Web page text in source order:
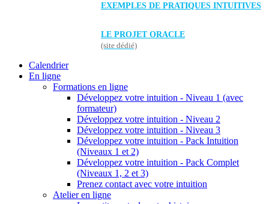
EXEMPLES DE PRATIQUES INTUITIVES
LE PROJET ORACLE
(site dédié)
Calendrier
En ligne
Formations en ligne
Développez votre intuition - Niveau 1 (avec
formateur)
Développez votre intuition - Niveau 2
Développez votre intuition - Niveau 3
Développez votre intuition - Pack Intuition
(Niveaux 1 et 2)
Développez votre intuition - Pack Complet
(Niveaux 1, 2 et 3)
Prenez contact avec votre intuition
Atelier en ligne